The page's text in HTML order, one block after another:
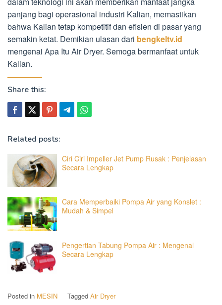
panjang bagi operasional industri Kalian, memastikan
bahwa Kalian tetap kompetitif dan efisien di pasar yang
semakin ketat. Demikian ulasan dari bengkeltv.id
mengenai Apa Itu Air Dryer. Semoga bermanfaat untuk
Kalian.
Share this:
Related posts:
Ciri Ciri Impeller Jet Pump Rusak : Penjelasan
Secara Lengkap
Cara Memperbaiki Pompa Air yang Konslet :
Mudah & Simpel
Pengertian Tabung Pompa Air : Mengenal
Secara Lengkap
Posted in MESIN Tagged Air Dryer